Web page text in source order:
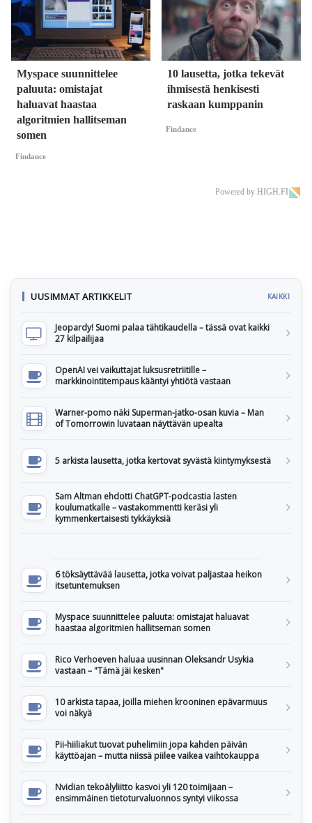
Myspace suunnittelee
paluuta: omistajat
haluavat haastaa
algoritmien hallitseman
somen
Findance
10 lausetta, jotka tekevät
ihmisestä henkisesti
raskaan kumppanin
Findance
Powered by HIGH.FI
UUSIMMAT ARTIKKELIT KAIKKI
Jeopardy! Suomi palaa tähtikaudella – tässä ovat kaikki
27 kilpailijaa
OpenAI vei vaikuttajat luksusretriitille –
markkinointitempaus kääntyi yhtiötä vastaan
Warner-pomo näki Superman-jatko-osan kuvia – Man
of Tomorrowin luvataan näyttävän upealta
5 arkista lausetta, jotka kertovat syvästä kiintymyksestä
Sam Altman ehdotti ChatGPT-podcastia lasten
koulumatkalle – vastakommentti keräsi yli
kymmenkertaisesti tykkäyksiä
6 töksäyttävää lausetta, jotka voivat paljastaa heikon
itsetuntemuksen
Myspace suunnittelee paluuta: omistajat haluavat
haastaa algoritmien hallitseman somen
Rico Verhoeven haluaa uusinnan Oleksandr Usykia
vastaan – "Tämä jäi kesken"
10 arkista tapaa, joilla miehen krooninen epävarmuus
voi näkyä
Pii-hiiliakut tuovat puhelimiin jopa kahden päivän
käyttöajan – mutta niissä piilee vaikea vaihtokauppa
Nvidian tekoälyliitto kasvoi yli 120 toimijaan –
ensimmäinen tietoturvaluonnos syntyi viikossa